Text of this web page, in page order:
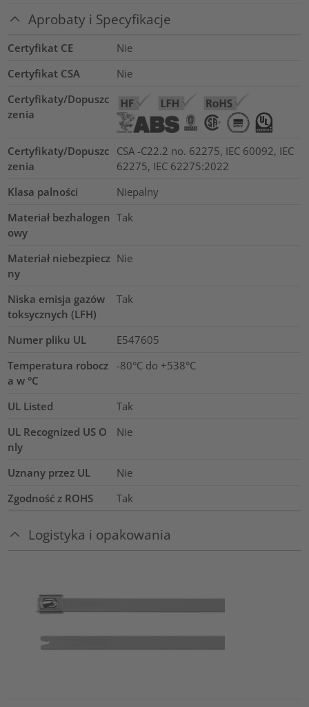
Aprobaty i Specyfikacje
Certyfikat CE
Nie
Certyfikat CSA
Nie
Certyfikaty/Dopuszc
zenia
Certyfikaty/Dopuszc
zenia
CSA -C22.2 no. 62275, IEC 60092, IEC
62275, IEC 62275:2022
Klasa palności
Niepalny
Materiał bezhalogen
owy
Tak
Materiał niebezpiecz
ny
Nie
Niska emisja gazów
toksycznych (LFH)
Tak
Numer pliku UL
E547605
Temperatura robocz
a w °C
-80°C do +538°C
UL Listed
Tak
UL Recognized US O
nly
Nie
Uznany przez UL
Nie
Zgodność z ROHS
Tak
Logistyka i opakowania